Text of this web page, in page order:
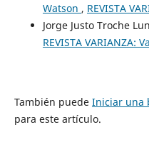
Watson , REVISTA
Jorge Justo Troche
REVISTA VARIANZA:
También puede Iniciar una
para este artículo.